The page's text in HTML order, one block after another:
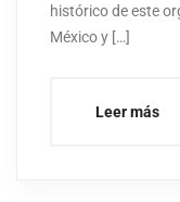
histórico de este
México y […]
Leer más